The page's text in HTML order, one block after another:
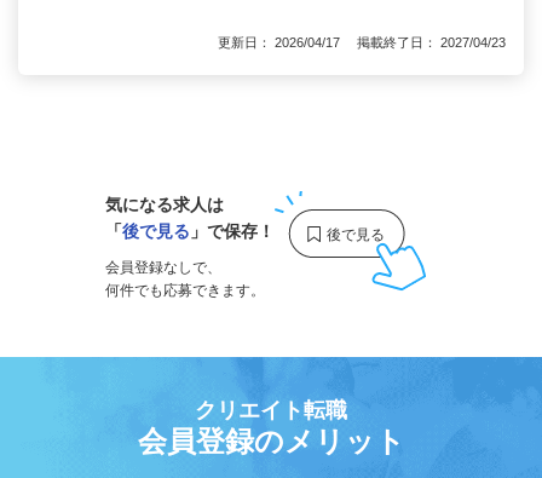
更新日： 2026/04/17 掲載終了日： 2027/04/23
気になる求人は
「後で見る 」で保存！
会員登録なしで、
何件でも応募できます。
クリエイト転職
会員登録のメリット